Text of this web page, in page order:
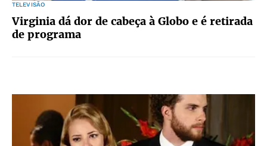
TELEVISÃO
Virginia dá dor de cabeça à Globo e é retirada
de programa